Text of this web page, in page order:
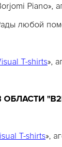
Piano»,
любой
T-shirts»,
ОБЛАСТИ "B2
T-shirts»,